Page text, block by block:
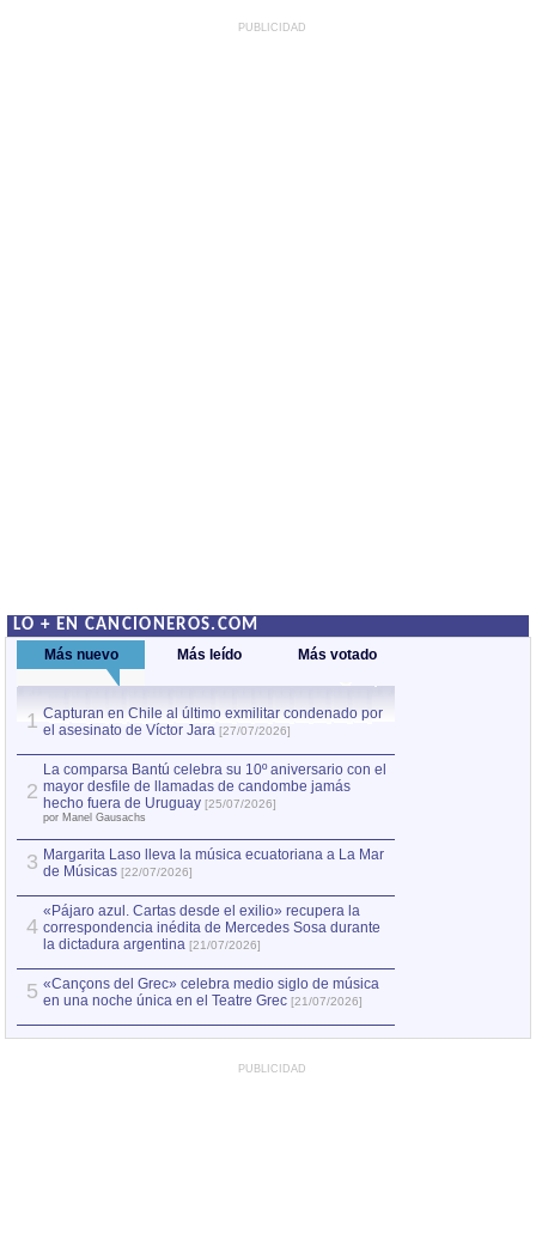
PUBLICIDAD
LO + EN CANCIONEROS.COM
Más nuevo Más leído Más votado
1 Capturan en Chile al último exmilitar condenado por
el asesinato de Víctor Jara [27/07/2026]
2
La comparsa Bantú celebra su 10º aniversario con el
mayor desfile de llamadas de candombe jamás
hecho fuera de Uruguay [25/07/2026]
por Manel Gausachs
3 Margarita Laso lleva la música ecuatoriana a La Mar
de Músicas [22/07/2026]
4
«Pájaro azul. Cartas desde el exilio» recupera la
correspondencia inédita de Mercedes Sosa durante
la dictadura argentina [21/07/2026]
5 «Cançons del Grec» celebra medio siglo de música
en una noche única en el Teatre Grec [21/07/2026]
PUBLICIDAD